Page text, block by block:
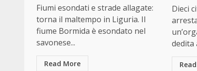
Fiumi esondati e strade allagate:
torna il maltempo in Liguria. Il
fiume Bormida è esondato nel
savonese...
Read More
Dieci
dedita